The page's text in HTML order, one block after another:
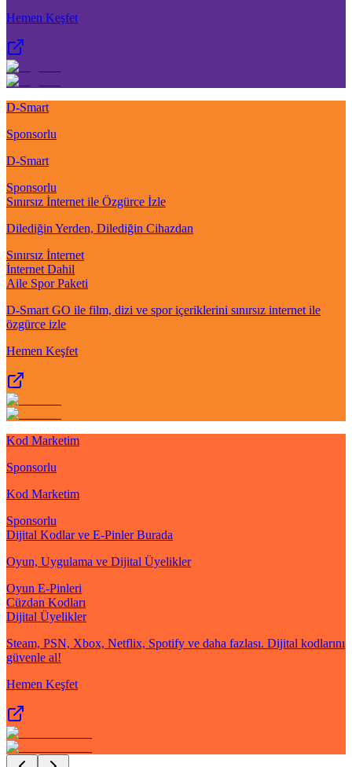
Hemen Keşfet
D-Smart
Sponsorlu
D-Smart
Sponsorlu
Sınırsız İnternet ile Özgürce İzle
Dilediğin Yerden, Dilediğin Cihazdan
Sınırsız İnternet
İnternet Dahil
Aile Spor Paketi
D-Smart GO ile film, dizi ve spor içeriklerini sınırsız internet ile
özgürce izle
Hemen Keşfet
Kod Marketim
Sponsorlu
Kod Marketim
Sponsorlu
Dijital Kodlar ve E-Pinler Burada
Oyun, Uygulama ve Dijital Üyelikler
Oyun E-Pinleri
Cüzdan Kodları
Dijital Üyelikler
Steam, PSN, Xbox, Netflix, Spotify ve daha fazlası. Dijital kodlarını
güvenle al!
Hemen Keşfet